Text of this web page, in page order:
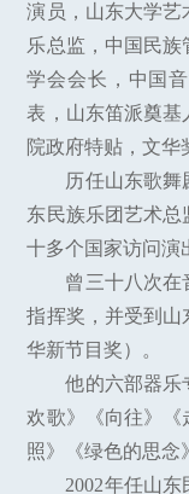
演员，山东大学
乐总监，中国民
学会会长，中国
表，山东笛派奠基
院政府特贴，文华
历任山东歌舞
东民族乐团艺术
十多个国家访问演
曾三十八次在
指挥奖，并受到山
华新节目奖）。
他的六部器乐
欢歌》《向往》《
照》《绿色的思念
2002年任山